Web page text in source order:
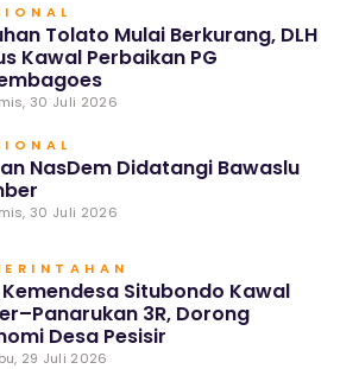
Tolato Mulai Berkurang, DLH
Kawal Perbaikan PG
30 Juli 2026
NasDem Didatangi Bawaslu
30 Juli 2026
Kemendesa Situbondo Kawal
3R, Dorong
Desa Pesisir
29 Juli 2026